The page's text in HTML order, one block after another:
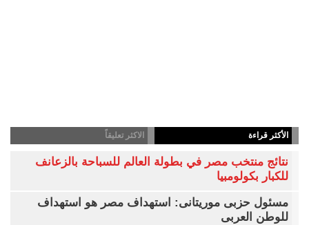
الأكثر قراءة الاكثر تعليقاً
نتائج منتخب مصر في بطولة العالم للسباحة بالزعانف
للكبار بكولومبيا
مسئول حزبى موريتانى: استهداف مصر هو استهداف
للوطن العربى